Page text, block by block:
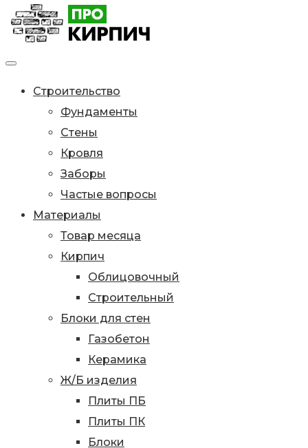
Строительство
Фундаменты
Стены
Кровля
Заборы
Частые вопросы
Материалы
Товар месяца
Кирпич
Облицовочный
Строительный
Блоки для стен
Газобетон
Керамика
Ж/Б изделия
Плиты ПБ
Плиты ПК
Блоки